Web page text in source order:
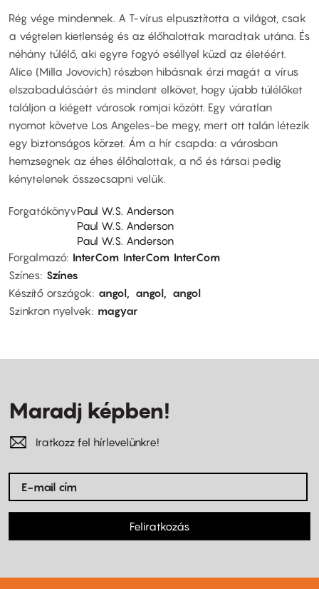
Rég vége mindennek. A T-vírus elpusztította a világot, csak
a végtelen kietlenség és az élőhalottak maradtak utána. És
néhány túlélő, aki egyre fogyó eséllyel küzd az életéért.
Alice (Milla Jovovich) részben hibásnak érzi magát a vírus
elszabadulásáért és mindent elkövet, hogy újabb túlélőket
találjon a kiégett városok romjai között. Egy váratlan
nyomot követve Los Angeles-be megy, mert ott talán létezik
egy biztonságos körzet. Ám a hír csapda: a városban
hemzsegnek az éhes élőhalottak, a nő és társai pedig
kénytelenek összecsapni velük.
ForgatókönyvPaul W.S. Anderson
Paul W.S. Anderson
Paul W.S. Anderson
Forgalmazó InterCom InterCom InterCom
Színes Színes
Készítő országok
angol angol
angol
Szinkron nyelvek
magyar
Maradj képben!
Iratkozz fel hírlevelünkre!
Feliratkozás